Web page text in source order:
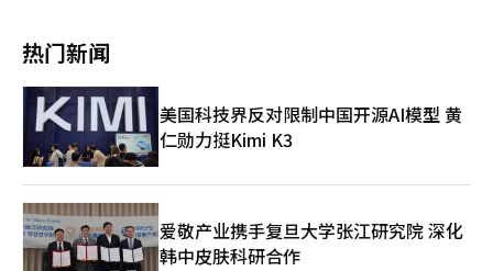
汤，保持内心的舒适，可能是更现实的心理管理方法。（中略）今
来看，这可能是改变人生的最现实的恢复策略。”（204页） 拯救
我的食物=善在法师，树之心 因Netflix《黑白厨师第二季》而为大
众所熟知的善在法师，时隔15年推出新作。书中包含38种寺庙食
谱，以及法师的人生发酵散文。 1994年被诊断为肝硬化末期的法
师，通过味噌、酱油、泡菜等发酵食品和应季食品，奇迹般地恢复
了健康。法师强调，食物既可以是药，也可以是毒，提倡自然、应
季和干净食物的价值。 书中按照春、夏、秋、冬四季，阐述发酵
和应季食物对身体和心理的益处。佛陀的“活在当下”的教导
与“吃应季食物”的建议相呼应。 此外，书中介绍了38种人人都
字技术，更是工业革命的起点，是决定国家竞争力的战略产业。
这种理念在他的就职演说中得到了体现。他强调：“金融作为支撑
实体经济和培育未来成长产业的政策工具，其重要性正在不断增
加。” 国民成长基金，成为AI产业的助推器 朴相镇任内最大的项
目是国民成长基金。该基金总规模为150万亿韩元，由产业银行作
为核心运营机构，向半导体、AI、二次电池、生物等国家战略产业
提供长期资金。特别是政策金融将首先为民间难以投资的初创技术
企业和大型项目提供助推资金。 为此，产业银行还新设了国民成
长基金专门组织。朴相镇所强调的“生产性金融”，最终是将AI产
业培育为国家增长动力的金融。 投资AI数据中心的银行 朴相镇的
AI战略非常具体。产业银行与现代汽车集团签署了新万金项目的金
热门新闻
美国科技界反对限制中国开源AI模型 黄
仁勋力挺Kimi K3
爱敬产业携手复旦大学张江研究院 深化
韩中皮肤科研合作